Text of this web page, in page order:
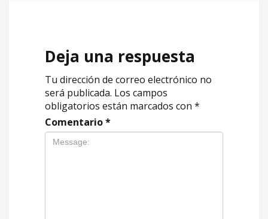
Deja una respuesta
Tu dirección de correo electrónico no
será publicada. Los campos
obligatorios están marcados con *
Comentario*